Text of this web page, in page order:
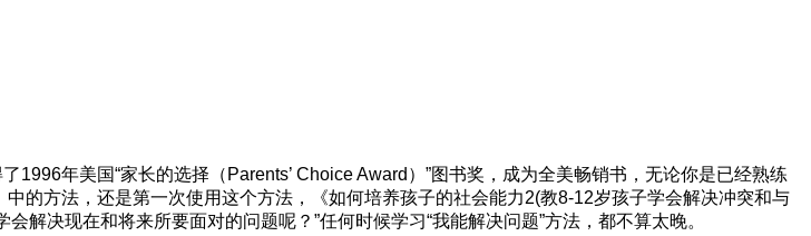
年美国“家长的选择（Parents’ Choice Award）”图书奖，成为全美畅销书，无论你是已经熟练
的方法，还是第一次使用这个方法，《如何培养孩子的社会能力2(教8-12岁孩子学会解决冲突和与
解决现在和将来所要面对的问题呢？”任何时候学习“我能解决问题”方法，都不算太晚。